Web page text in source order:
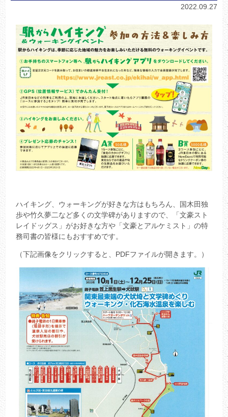
2022.09.27
ハイキング、ウォーキングが好きな方はもちろん、国木田独
歩や竹久夢二など多くの文学碑がありますので、「文豪スト
レイドッグス」がお好きな方や「文豪とアルケミスト」の特
務司書の皆様にもおすすめです。
（下記画像をクリックすると、PDFファイルが開きます。）